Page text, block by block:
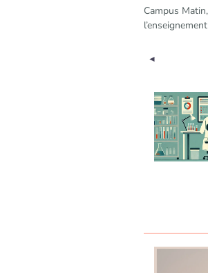
Campus
◄